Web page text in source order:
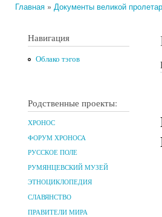
Главная » Документы великой
Навигация
Облако тэгов
Родственные проекты:
ХРОНОС
ФОРУМ ХРОНОСА
РУССКОЕ ПОЛЕ
РУМЯНЦЕВСКИЙ МУЗЕЙ
ЭТНОЦИКЛОПЕДИЯ
СЛАВЯНСТВО
ПРАВИТЕЛИ МИРА